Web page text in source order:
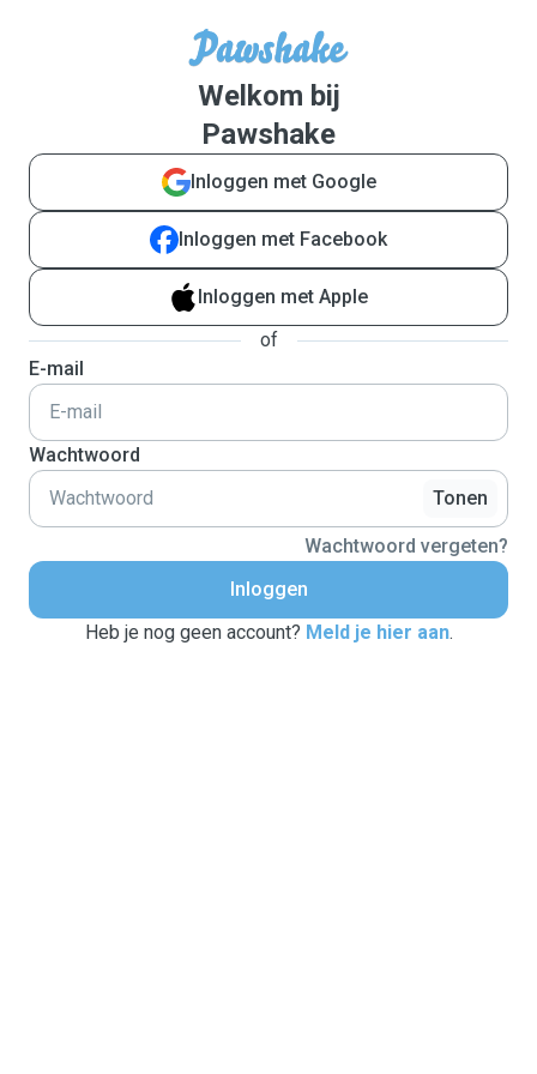
Welkom bij
Pawshake
Inloggen met Google
Inloggen met Facebook
Inloggen met Apple
of
E-mail
Wachtwoord
Tonen
Wachtwoord vergeten?
Inloggen
Heb je nog geen account? Meld je hier aan.